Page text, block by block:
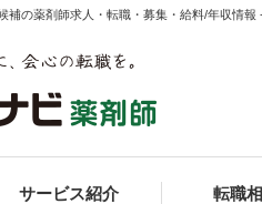
補の薬剤師求人・転職・募集・給料/年収情報
サービス紹介 転職